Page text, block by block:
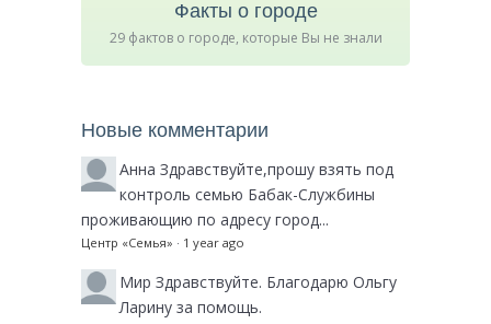
Факты о городе
29 фактов о городе, которые Вы не знали
Новые комментарии
Анна Здравствуйте,прошу взять под
контроль семью Бабак-Службины
проживающию по адресу город...
Центр «Семья» · 1 year ago
Мир Здравствуйте. Благодарю Ольгу
Ларину за помощь.